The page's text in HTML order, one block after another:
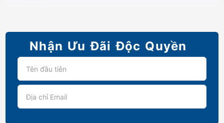
Nhận Ưu Đãi Độc Quyền